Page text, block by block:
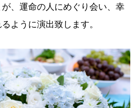
、運命の人にめぐり会い、幸
ように演出致します。